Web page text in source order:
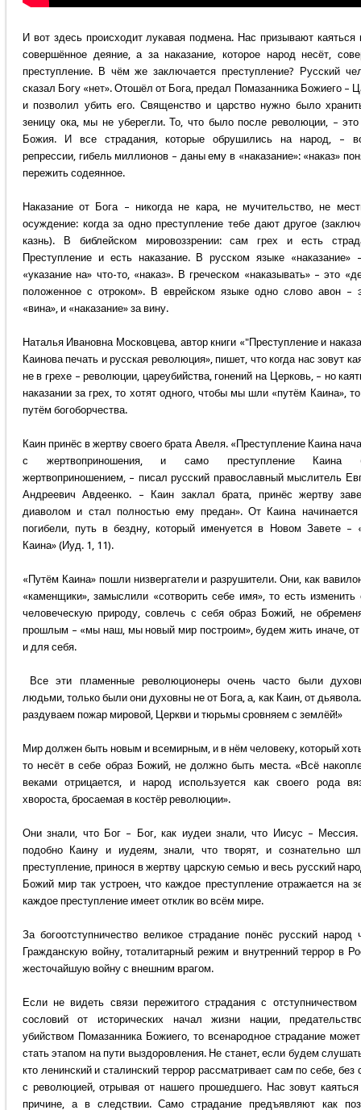
И вот здесь происходит лукавая подмена. Нас призывают каяться
совершённое деяние, а за наказание, которое народ несёт,
преступление. В чём же заключается преступление? Русский
сказал Богу «нет». Отошёл от Бога, предал Помазанника Божиего –
и позволил убить его. Священство и царство нужно было
зеницу ока, мы не уберегли. То, что было после революции, – это
Божия. И все страдания, которые обрушились на народ, –
репрессии, гибель миллионов – даны ему в «наказание»: «наказ»
пережить содеянное.
Наказание от Бога – никогда не кара, не мучительство, не
осуждение: когда за одно преступление тебе дают другое
казнь). В библейском мировоззрении: сам грех и есть
Преступление и есть наказание. В русском языке «наказание»
«указание на» что-то, «наказ». В греческом «наказывать» – это
положенное с отроком». В еврейском языке одно слово авон –
«вина», и «наказание» за вину.
Наталья Ивановна Московцева, автор книги «"Преступление и
Каинова печать и русская революция», пишет, что когда нас зовут
не в грехе – революции, цареубийства, гонений на Церковь, – но
наказании за грех, то хотят одного, чтобы мы шли «путём Каина»,
путём богоборчества.
Каин принёс в жертву своего брата Авеля. «Преступление Каина
с жертвоприношения, и само преступление Каина
жертвоприношением, – писал русский православный мыслитель
Андреевич Авдеенко. – Каин заклал брата, принёс жертву
диаволом и стал полностью ему предан». От Каина начинается
погибели, путь в бездну, который именуется в Новом Завете –
Каина» (Иуд. 1, 11).
«Путём Каина» пошли низвергатели и разрушители. Они, как
«каменщики», замыслили «сотворить себе имя», то есть изменить
человеческую природу, совлечь с себя образ Божий, не
прошлым – «мы наш, мы новый мир построим», будем жить иначе, от
и для себя.
Все эти пламенные революционеры очень часто были
людьми, только были они духовны не от Бога, а, как Каин, от
раздуваем пожар мировой, Церкви и тюрьмы сровняем с землёй!»
Мир должен быть новым и всемирным, и в нём человеку, который
то несёт в себе образ Божий, не должно быть места. «Всё
веками отрицается, и народ используется как своего рода
хвороста, бросаемая в костёр революции».
Они знали, что Бог – Бог, как иудеи знали, что Иисус –
подобно Каину и иудеям, знали, что творят, и сознательно
преступление, принося в жертву царскую семью и весь русский
Божий мир так устроен, что каждое преступление отражается на
каждое преступление имеет отклик во всём мире.
За богоотступничество великое страдание понёс русский народ
Гражданскую войну, тоталитарный режим и внутренний террор в
жесточайшую войну с внешним врагом.
Если не видеть связи пережитого страдания с отступничеством
сословий от исторических начал жизни нации,
убийством Помазанника Божиего, то всенародное страдание
стать этапом на пути выздоровления. Не станет, если будем
кто ленинский и сталинский террор рассматривает сам по себе, без
с революцией, отрывая от нашего прошедшего. Нас зовут
причине, а в следствии. Само страдание предъявляют как